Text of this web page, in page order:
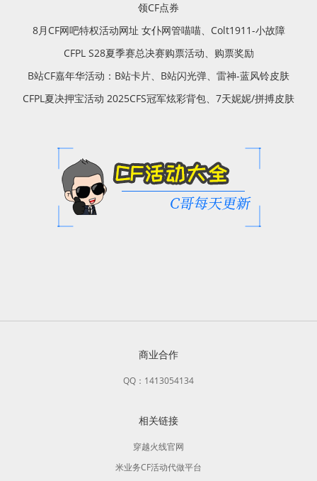
领CF点券
8月CF网吧特权活动网址 女仆网管喵喵、Colt1911-小故障
CFPL S28夏季赛总决赛购票活动、购票奖励
B站CF嘉年华活动：B站卡片、B站闪光弹、雷神-蓝风铃皮肤
CFPL夏决押宝活动 2025CFS冠军炫彩背包、7天妮妮/拼搏皮肤
商业合作
QQ：1413054134
相关链接
穿越火线官网
米业务CF活动代做平台